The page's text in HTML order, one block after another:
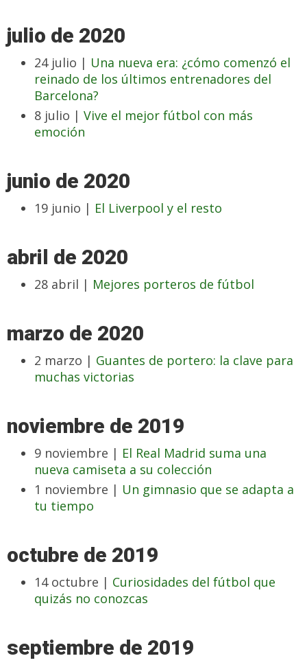
julio de 2020
24 julio | Una nueva era: ¿cómo comenzó el
reinado de los últimos entrenadores del
Barcelona?
8 julio | Vive el mejor fútbol con más
emoción
junio de 2020
19 junio | El Liverpool y el resto
abril de 2020
28 abril | Mejores porteros de fútbol
marzo de 2020
2 marzo | Guantes de portero: la clave para
muchas victorias
noviembre de 2019
9 noviembre | El Real Madrid suma una
nueva camiseta a su colección
1 noviembre | Un gimnasio que se adapta a
tu tiempo
octubre de 2019
14 octubre | Curiosidades del fútbol que
quizás no conozcas
septiembre de 2019